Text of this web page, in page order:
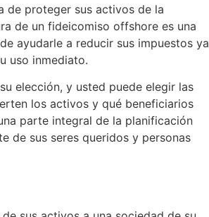
de proteger sus activos de la
de un fideicomiso offshore es una
ayudarle a reducir sus impuestos ya
uso inmediato.
elección, y usted puede elegir las
los activos y qué beneficiarios
parte integral de la planificación
de sus seres queridos y personas